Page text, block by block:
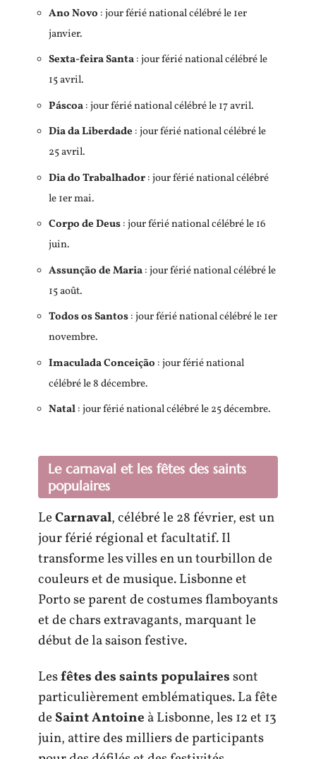
Ano Novo : jour férié national célébré le 1er
janvier.
Sexta-feira Santa: jour férié national célébré le
15 avril.
Páscoa: jour férié national célébré le 17 avril.
Dia da Liberdade : jour férié national célébré le
25 avril.
Dia do Trabalhador: jour férié national célébré
le 1er mai.
Corpo de Deus: jour férié national célébré le 16
juin.
Assunção de Maria: jour férié national célébré le
15 août.
Todos os Santos: jour férié national célébré le 1er
novembre.
Imaculada Conceição : jour férié national
célébré le 8 décembre.
Natal: jour férié national célébré le 25 décembre.
Le carnaval et les fêtes des saints
populaires
LeCarnaval, célébré le 28 février, est un
jour férié régional et facultatif. Il
transforme les villes en un tourbillon de
couleurs et de musique. Lisbonne et
Porto se parent de costumes flamboyants
et de chars extravagants, marquant le
début de la saison festive.
Lesfêtes des saints populairessont
particulièrement emblématiques. La fête
deSaint Antoine à Lisbonne, les 12 et 13
juin, attire des milliers de participants